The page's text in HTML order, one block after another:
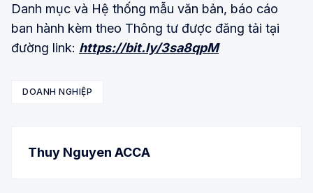
Danh mục và Hệ thống mẫu văn bản, báo cáo
ban hành kèm theo Thông tư được đăng tải tại
đường link: https://bit.ly/3sa8qpM
DOANH NGHIỆP
Thuy Nguyen ACCA